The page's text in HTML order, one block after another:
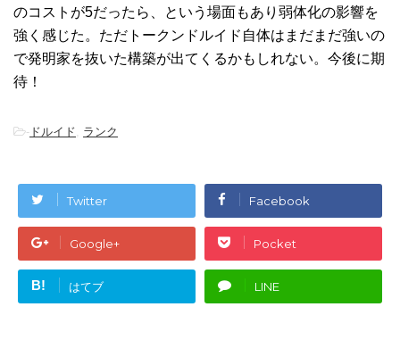
のコストが5だったら、という場面もあり弱体化の影響を
強く感じた。ただトークンドルイド自体はまだまだ強いの
で発明家を抜いた構築が出てくるかもしれない。今後に期
待！
- ドルイド, ランク
Twitter Facebook
Google+ Pocket
B! はてブ LINE